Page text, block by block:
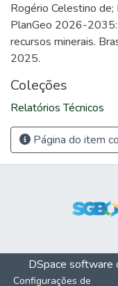
Rogério Celestino de;
PlanGeo 2026-2035:
recursos minerais.
2025.
Coleções
Relatórios Técnicos
Página do item
DSpace software
Configurações de